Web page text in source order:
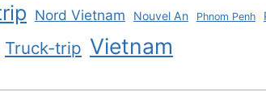
Nord Vietnam Nouvel An Phnom Penh
Truck-trip Vietnam